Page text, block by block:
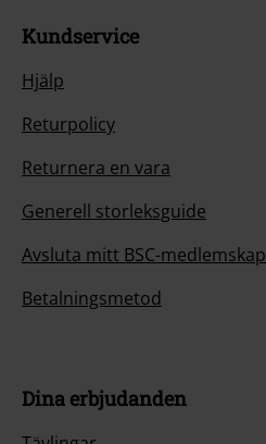
Kundservice
Hjälp
Returpolicy
Returnera en vara
Generell storleksguide
Avsluta mitt BSC-medlemskap
Betalningsmetod
Dina erbjudanden